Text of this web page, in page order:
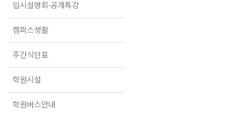
주간식단표
학원시설
학원버스안내
오시는길
공지사항
입시설명회·공개특강
캠퍼스생활
주간식단표
학원시설
학원버스안내